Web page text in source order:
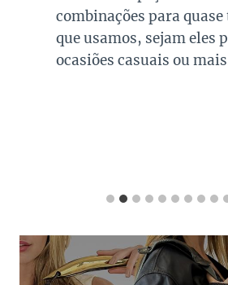
combinações para
que usamos, sejam eles
ocasiões casuais ou